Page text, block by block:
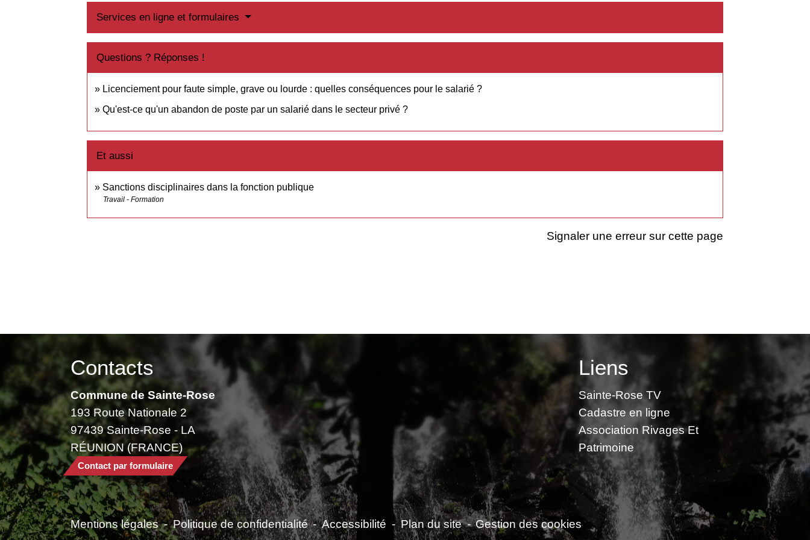
Services en ligne et formulaires
Questions ? Réponses !
Licenciement pour faute simple, grave ou lourde : quelles conséquences pour le salarié ?
Qu'est-ce qu'un abandon de poste par un salarié dans le secteur privé ?
Et aussi
Sanctions disciplinaires dans la fonction publique
Travail - Formation
Signaler une erreur sur cette page
Contacts
Commune de Sainte-Rose
193 Route Nationale 2
97439 Sainte-Rose - LA
RÉUNION (FRANCE)
Contact par formulaire
Liens
Sainte-Rose TV
Cadastre en ligne
Association Rivages Et
Patrimoine
Mentions légales - Politique de confidentialité - Accessibilité - Plan du site - Gestion des cookies